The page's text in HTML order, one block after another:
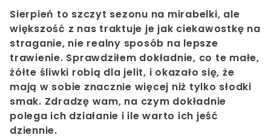
Sierpień to szczyt sezonu na mirabelki, ale
większość z nas traktuje je jak ciekawostkę na
straganie, nie realny sposób na lepsze
trawienie. Sprawdziłem dokładnie, co te małe,
żółte śliwki robią dla jelit, i okazało się, że
mają w sobie znacznie więcej niż tylko słodki
smak. Zdradzę wam, na czym dokładnie
polega ich działanie i ile warto ich jeść
dziennie.